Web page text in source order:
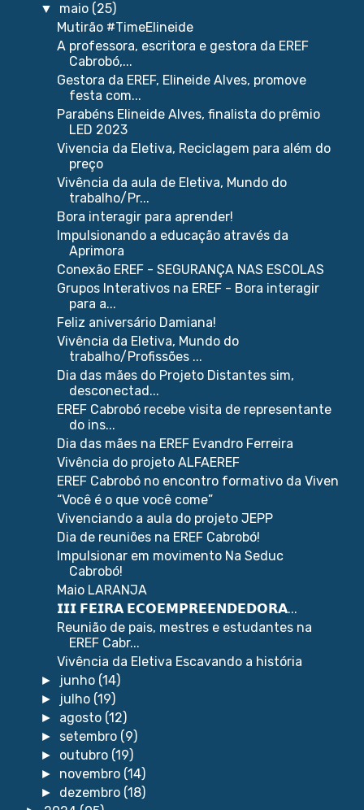
▼ maio (25)
Mutirão #TimeElineide
A professora, escritora e gestora da EREF
Cabrobó,...
Gestora da EREF, Elineide Alves, promove
festa com...
Parabéns Elineide Alves, finalista do prêmio
LED 2023
Vivencia da Eletiva, Reciclagem para além do
preço
Vivência da aula de Eletiva, Mundo do
trabalho/Pr...
Bora interagir para aprender!
Impulsionando a educação através da
Aprimora
Conexão EREF - SEGURANÇA NAS ESCOLAS
Grupos Interativos na EREF - Bora interagir
para a...
Feliz aniversário Damiana!
Vivência da Eletiva, Mundo do
trabalho/Profissões ...
Dia das mães do Projeto Distantes sim,
desconectad...
EREF Cabrobó recebe visita de representante
do ins...
Dia das mães na EREF Evandro Ferreira
Vivência do projeto ALFAEREF
EREF Cabrobó no encontro formativo da Viven
“Você é o que você come”
Vivenciando a aula do projeto JEPP
Dia de reuniões na EREF Cabrobó!
Impulsionar em movimento Na Seduc
Cabrobó!
Maio LARANJA
𝗜𝗜𝗜 𝗙𝗘𝗜𝗥𝗔 𝗘𝗖𝗢𝗘𝗠𝗣𝗥𝗘𝗘𝗡𝗗𝗘𝗗𝗢𝗥𝗔...
Reunião de pais, mestres e estudantes na
EREF Cabr...
Vivência da Eletiva Escavando a história
► junho (14)
► julho (19)
► agosto (12)
► setembro (9)
► outubro (19)
► novembro (14)
► dezembro (18)